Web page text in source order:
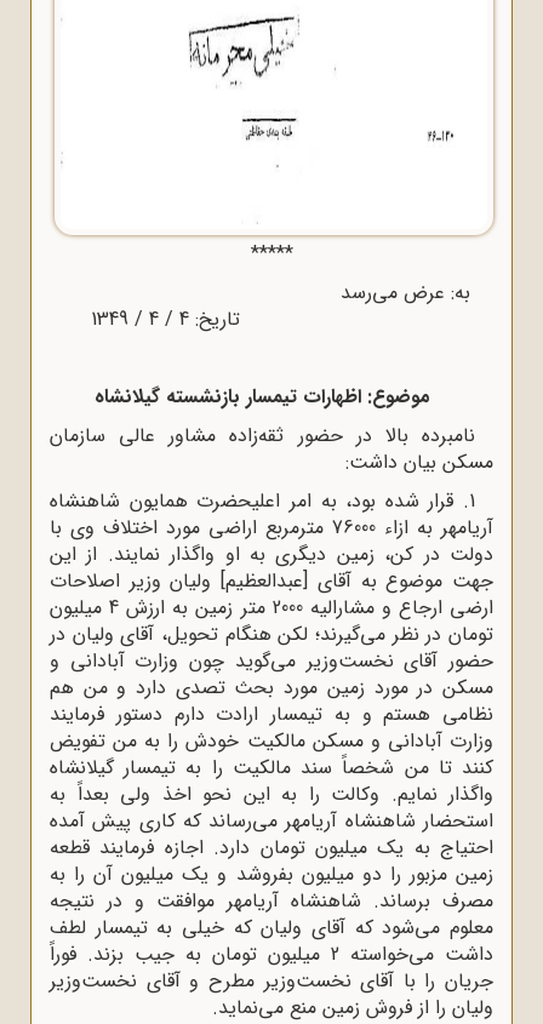
*****
به: عرض می‌رسد
تاریخ: 4 / 4 / 1349
موضوع: اظهارات تیمسار بازنشسته گیلانشاه
نامبرده بالا در حضور ثقه‌زاده مشاور عالى سازمان
مسکن بیان داشت:
1. قرار شده بود، به امر اعلیحضرت همایون شاهنشاه
آریامهر به ازاء 76000 مترمربع اراضى مورد اختلاف وى با
دولت در کن، زمین دیگرى به او واگذار نمایند. از این
جهت موضوع به آقاى [عبدالعظیم] ولیان وزیر اصلاحات
ارضى ارجاع و مشارالیه 2000 متر زمین به ارزش 4 میلیون
تومان در نظر می‌گیرند؛ لکن هنگام تحویل، آقاى ولیان در
حضور آقاى نخست‌وزیر می‌گوید چون وزارت آبادانى و
مسکن در مورد زمین مورد بحث تصدى دارد و من هم
نظامى هستم و به تیمسار ارادت دارم دستور فرمایند
وزارت آبادانى و مسکن مالکیت خودش را به من تفویض
کنند تا من شخصاً سند مالکیت را به تیمسار گیلانشاه
واگذار نمایم. وکالت را به این نحو اخذ ولى بعداً به
استحضار شاهنشاه آریامهر می‌رساند که کارى پیش آمده
احتیاج به یک میلیون تومان دارد. اجازه فرمایند قطعه
زمین مزبور را دو میلیون بفروشد و یک میلیون آن را به
مصرف برساند. شاهنشاه آریامهر موافقت و در نتیجه
معلوم می‌شود که آقاى ولیان که خیلى به تیمسار لطف
داشت می‌خواسته 2 میلیون تومان به جیب بزند. فوراً
جریان را با آقاى نخست‌وزیر مطرح و آقاى نخست‌وزیر
ولیان را از فروش زمین منع می‌نماید.